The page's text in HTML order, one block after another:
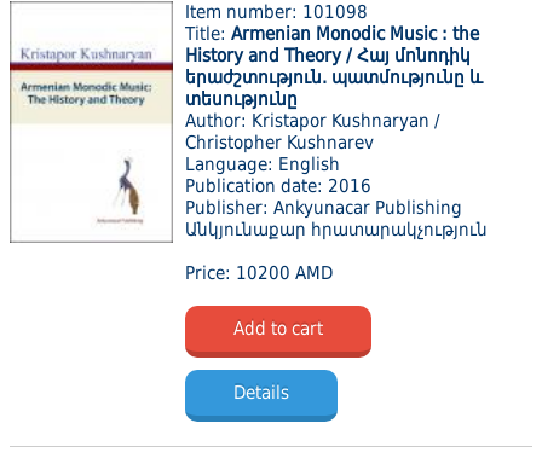
Item number: 101098
Title: Armenian Monodic Music : the
History and Theory / Հայ մոնոդիկ
երաժշտություն. պատմությունը և
տեսությունը
Author: Kristapor Kushnaryan /
Christopher Kushnarev
Language: English
Publication date: 2016
Publisher: Ankyunacar Publishing
Անկյունաքար հրատարակչություն
Price: 10200 AMD
Add to cart
Details